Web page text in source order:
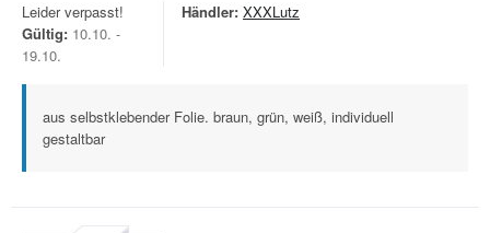
Leider verpasst!
Gültig: 10.10. -
19.10.
Händler: XXXLutz
aus selbstklebender Folie. braun, grün, weiß, individuell
gestaltbar